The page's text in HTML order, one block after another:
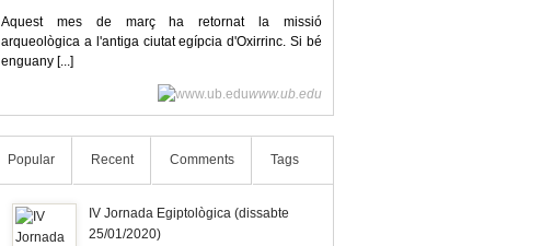
Aquest mes de març ha retornat la missió
arqueològica a l'antiga ciutat egípcia d'Oxirrinc. Si bé
enguany [...]
www.ub.edu
Popular Recent Comments Tags
IV Jornada Egiptològica (dissabte
25/01/2020)